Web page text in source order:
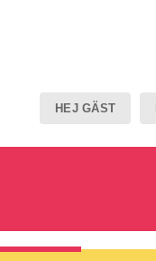
HEJ GÄST